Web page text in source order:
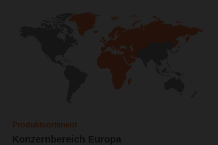
Produktsortiment
Konzernbereich Europa